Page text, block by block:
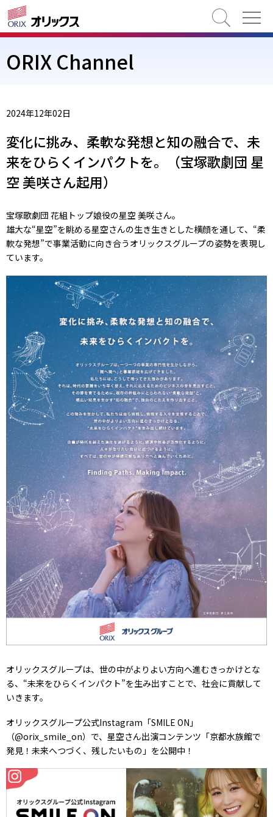
検索
ORIX Channel
2024年12年02日
変化に挑み、柔軟な発想と知の融合で、未
来をひらくインパクトを。（宝塚歌劇団 星
空 美咲さん起用）
宝塚歌劇団 花組トップ娘役の星空 美咲さん。
雄大な“星空”を眺める星空さんの生き生きとした横顔を通して、“柔
軟な発想”で事業活動に向き合うオリックスグループの姿勢を表現し
ています。
オリックスグループは、世の中がよりよい方向へ進むきっかけとな
る、“未来をひらくインパクト”を生み出すことで、社会に貢献して
いきます。
オリックスグループ公式Instagram「SMILE ON」
（@orix_smile_on）で、星空さん出演コンテンツ「京都水族館で
発見！未来へつづく、残したいもの」を公開中！